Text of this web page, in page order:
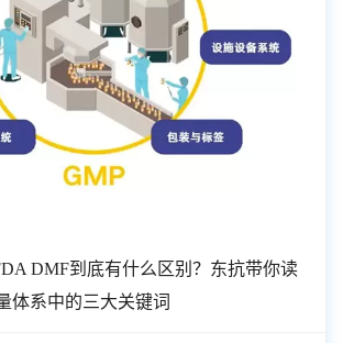
DMF到底有什么区别？东抗带你读
体系中的三大关键词